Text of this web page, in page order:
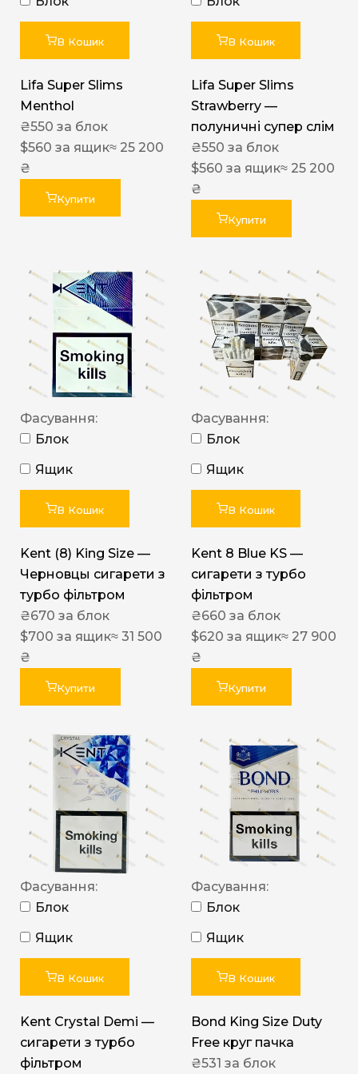
В Кошик
Lifa Super Slims
Menthol
₴550 за блок
$560 за ящик≈ 25 200
₴
Купити
В Кошик
Lifa Super Slims
Strawberry —
полуничні супер слім
₴550 за блок
$560 за ящик≈ 25 200
₴
Купити
Фасування:
Блок
Ящик
В Кошик
Kent (8) King Size —
Черновцы сигарети з
турбо фільтром
₴670 за блок
$700 за ящик≈ 31 500
₴
Купити
Фасування:
Блок
Ящик
В Кошик
Kent 8 Blue KS —
сигарети з турбо
фільтром
₴660 за блок
$620 за ящик≈ 27 900
₴
Купити
Фасування:
Блок
Ящик
В Кошик
Kent Crystal Demi —
сигарети з турбо
фільтром
Фасування:
Блок
Ящик
В Кошик
Bond King Size Duty
Free круг пачка
₴531 за блок